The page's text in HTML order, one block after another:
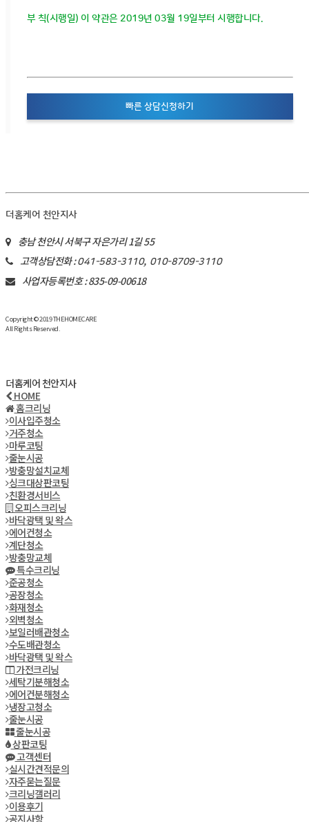
부 칙(시행일) 이 약관은 2019년 03월 19일부터 시행합니다.
더홈케어 천안지사
충남 천안시 서북구 자은가리 1길 55
고객상담전화 :041-583-3110, 010-8709-3110
사업자등록번호 : 835-09-00618
Copyright © 2019 THEHOMECARE
All Rights Reserved.
더홈케어 천안지사
HOME
홈크리닝
이사입주청소
거주청소
마루코팅
줄눈시공
방충망설치교체
싱크대상판코팅
친환경서비스
오피스크리닝
바닥광택 및 왁스
에어컨청소
계단청소
방충망교체
특수크리닝
준공청소
공장청소
화재청소
외벽청소
보일러배관청소
수도배관청소
바닥광택 및 왁스
가전크리닝
세탁기분해청소
에어컨분해청소
냉장고청소
줄눈시공
줄눈시공
상판코팅
고객센터
실시간견적문의
자주묻는질문
크리닝갤러리
이용후기
공지사항